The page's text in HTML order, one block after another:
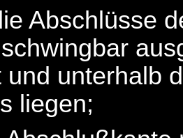
Abschlüsse
und unterhalb
liegen;